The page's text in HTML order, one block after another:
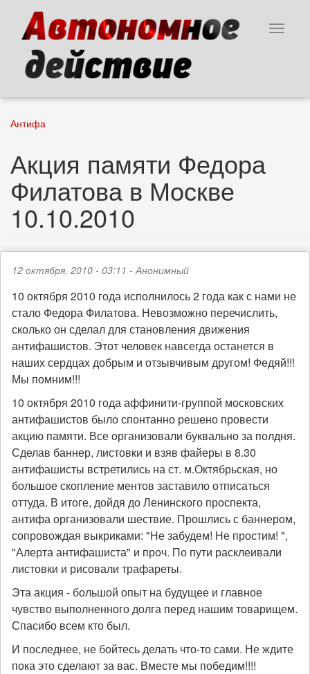
основному
содержанию
Toggle
Антифа
Акция памяти Федора
Филатова в Москве
10.10.2010
12 октября, 2010 - 03:11 -Анонимный
10 октября 2010 года исполнилось 2 года как с нами не
стало Федора Филатова. Невозможно перечислить,
сколько он сделал для становления движения
антифашистов. Этот человек навсегда останется в
наших сердцах добрым и отзывчивым другом! Федяй!!!
Мы помним!!!
10 октября 2010 года аффинити-группой московских
антифашистов было спонтанно решено провести
акцию памяти. Все организовали буквально за полдня.
Сделав баннер, листовки и взяв файеры в 8.30
антифашисты встретились на ст. м.Октябрьская, но
большое скопление ментов заставило отписаться
оттуда. В итоге, дойдя до Ленинского проспекта,
антифа организовали шествие. Прошлись с баннером,
сопровождая выкриками: "Не забудем! Не простим! ",
"Алерта антифашиста" и проч. По пути расклеивали
листовки и рисовали трафареты.
Эта акция - большой опыт на будущее и главное
чувство выполненного долга перед нашим товарищем.
Спасибо всем кто был.
И последнее, не бойтесь делать что-то сами. Не ждите
пока это сделают за вас. Вместе мы победим!!!!